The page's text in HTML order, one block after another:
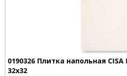
0190326 Плитка напольная CISA
32x32